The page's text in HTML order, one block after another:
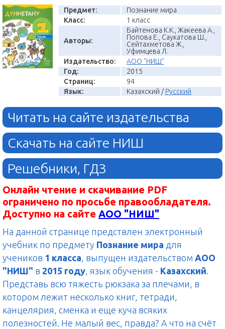
Предмет:
Познание мира
Класс:
1 класс
Авторы:
Байтенова К.К., Жакеева А.,
Попова Е., Саукатова Ш.,
Сейтахметова Ж.,
Уфимцева Л.
Издательство:
АОО "НИШ"
Год:
2015
Страниц:
94
Язык:
Казахский / Русский
Читать на сайте издательства
Скачать на сайте НИШ
Решебники, ГДЗ
Онлайн чтение и скачивание PDF
ограничено по просьбе правообладателя.
Доступно на сайте АОО "НИШ"
На данной странице предствлен электронный
учебник по предмету Познание мира для
учеников 1 класса, выпущен издательством АОО
"НИШ" в 2015 году, язык обучения - Казахский.
Представь всю тяжесть рюкзака за плечами, в
котором лежит несколько книг, тетради,
канцелярия, сменка и еще куча всяких
полезностей. Не малый вес, правда? А что на счёт